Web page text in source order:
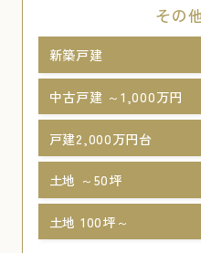
その
新築戸建
中古戸建 ～1,000万円
戸建2,000万円台
土地 ～50坪
土地 100坪～